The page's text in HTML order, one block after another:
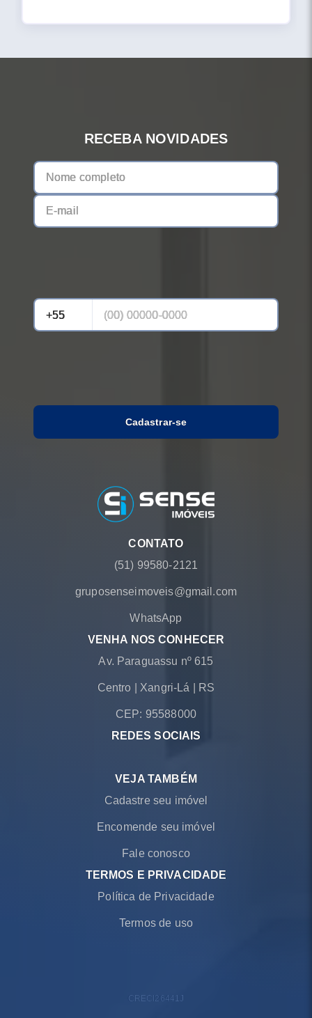
RECEBA NOVIDADES
Cadastrar-se
CONTATO
(51) 99580-2121
gruposenseimoveis@gmail.com
WhatsApp
VENHA NOS CONHECER
Av. Paraguassu nº 615
Centro Xangri-Lá RS
CEP: 95588000
REDES SOCIAIS
VEJA TAMBÉM
Cadastre seu imóvel
Encomende seu imóvel
Fale conosco
TERMOS E PRIVACIDADE
Política de Privacidade
Termos de uso
CRECI 26441J